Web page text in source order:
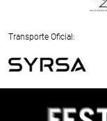
Next
Transporte Oficial:
Previous